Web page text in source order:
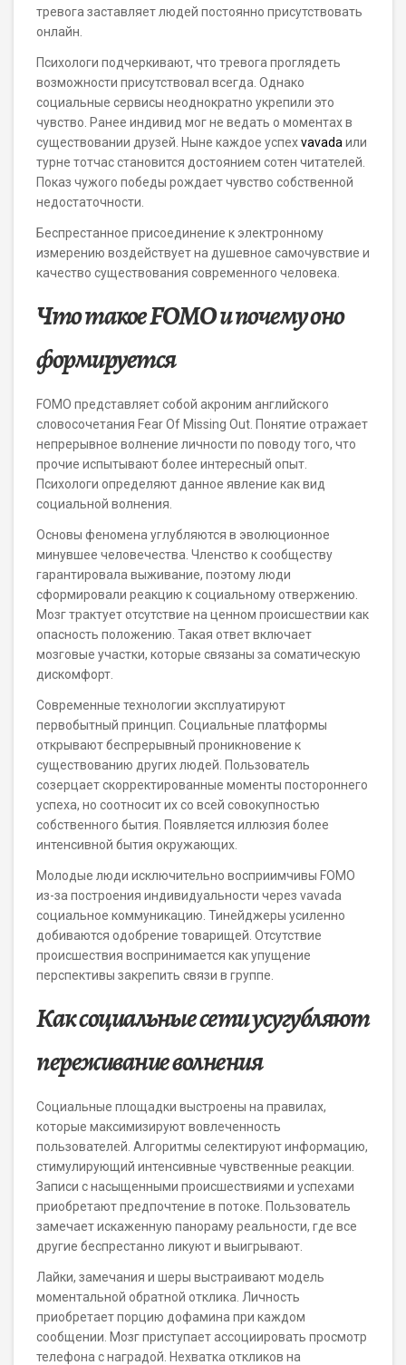
тревога заставляет людей постоянно присутствовать
онлайн.
Психологи подчеркивают, что тревога проглядеть
возможности присутствовал всегда. Однако
социальные сервисы неоднократно укрепили это
чувство. Ранее индивид мог не ведать о моментах в
существовании друзей. Ныне каждое успехvavada или
турне тотчас становится достоянием сотен читателей.
Показ чужого победы рождает чувство собственной
недостаточности.
Беспрестанное присоединение к электронному
измерению воздействует на душевное самочувствие и
качество существования современного человека.
Что такое FOMO и почему оно
формируется
FOMO представляет собой акроним английского
словосочетания Fear Of Missing Out. Понятие отражает
непрерывное волнение личности по поводу того, что
прочие испытывают более интересный опыт.
Психологи определяют данное явление как вид
социальной волнения.
Основы феномена углубляются в эволюционное
минувшее человечества. Членство к сообществу
гарантировала выживание, поэтому люди
сформировали реакцию к социальному отвержению.
Мозг трактует отсутствие на ценном происшествии как
опасность положению. Такая ответ включает
мозговые участки, которые связаны за соматическую
дискомфорт.
Современные технологии эксплуатируют
первобытный принцип. Социальные платформы
открывают беспрерывный проникновение к
существованию других людей. Пользователь
созерцает скорректированные моменты постороннего
успеха, но соотносит их со всей совокупностью
собственного бытия. Появляется иллюзия более
интенсивной бытия окружающих.
Молодые люди исключительно восприимчивы FOMO
из-за построения индивидуальности через vavada
социальное коммуникацию. Тинейджеры усиленно
добиваются одобрение товарищей. Отсутствие
происшествия воспринимается как упущение
перспективы закрепить связи в группе.
Как социальные сети усугубляют
переживание волнения
Социальные площадки выстроены на правилах,
которые максимизируют вовлеченность
пользователей. Алгоритмы селектируют информацию,
стимулирующий интенсивные чувственные реакции.
Записи с насыщенными происшествиями и успехами
приобретают предпочтение в потоке. Пользователь
замечает искаженную панораму реальности, где все
другие беспрестанно ликуют и выигрывают.
Лайки, замечания и шеры выстраивают модель
моментальной обратной отклика. Личность
приобретает порцию дофамина при каждом
сообщении. Мозг приступает ассоциировать просмотр
телефона с наградой. Нехватка откликов на